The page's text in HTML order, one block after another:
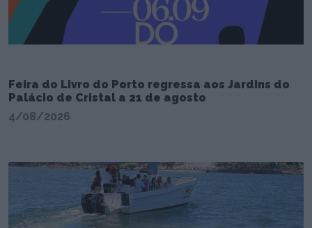
Feira do Livro do Porto regressa aos Jardins do
Palácio de Cristal a 21 de agosto
4/08/2026